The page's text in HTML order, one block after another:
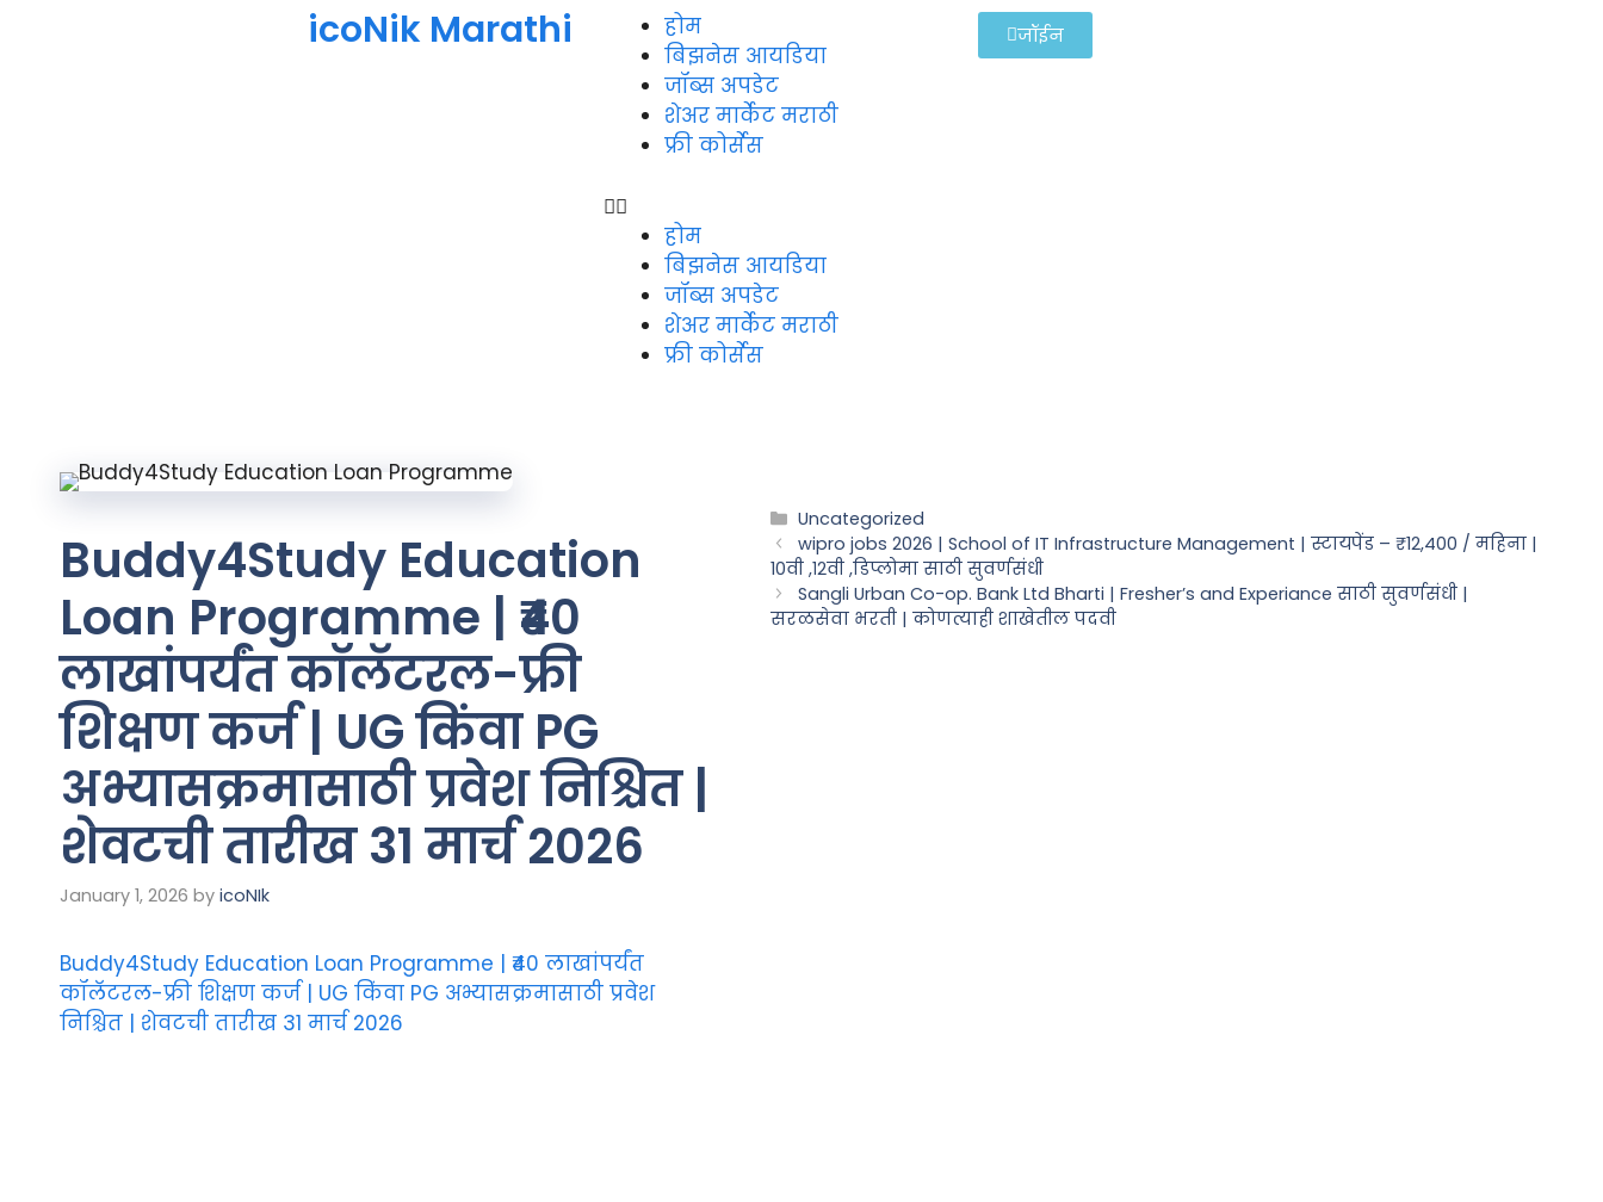
icoNik Marathi
होम
बिझनेस आयडिया
जॉब्स अपडेट
शेअर मार्केट मराठी
फ्री कोर्सेस
होम
बिझनेस आयडिया
जॉब्स अपडेट
शेअर मार्केट मराठी
फ्री कोर्सेस
जॉईन
Buddy4Study Education
Loan Programme | ₹40
लाखांपर्यंत कॉलॅटरल-फ्री
शिक्षण कर्ज | UG किंवा PG
अभ्यासक्रमासाठी प्रवेश निश्चित |
शेवटची तारीख 31 मार्च 2026
January 1, 2026 by icoNIk
Buddy4Study Education Loan Programme | ₹40 लाखांपर्यंत
कॉलॅटरल-फ्री शिक्षण कर्ज | UG किंवा PG अभ्यासक्रमासाठी प्रवेश
निश्चित | शेवटची तारीख 31 मार्च 2026
Uncategorized
wipro jobs 2026 | School of IT Infrastructure Management | स्टायपेंड – ₹12,400 / महिना |
10वी ,१2वी ,डिप्लोमा साठी सुवर्णसंधी
Sangli Urban Co-op. Bank Ltd Bharti | Fresher’s and Experiance साठी सुवर्णसंधी |
सरळसेवा भरती | कोणत्याही शाखेतील पदवी